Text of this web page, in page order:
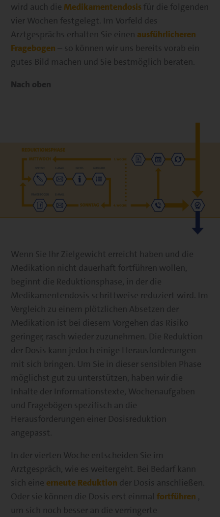
wird auch dieMedikamentendosis für die folgenden
vier Wochen festgelegt. Im Vorfeld des
Arztgesprächs erhalten Sie einen ausführlicheren
Fragebogen– so können wir uns bereits vorab ein
gutes Bild machen und Sie bestmöglich beraten.
Nach oben
Wenn Sie Ihr Zielgewicht erreicht haben und die
Medikation nicht dauerhaft fortführen wollen,
beginnt die Reduktionsphase, in der die
Medikamentendosis schrittweise reduziert wird. Im
Vergleich zu einem plötzlichen Absetzen der
Medikation ist bei diesem Vorgehen das Risiko
geringer, rasch wieder zuzunehmen. Die Reduktion
der Dosis kann jedoch einige Herausforderungen
mit sich bringen. Um Sie in dieser sensiblen Phase
möglichst gut zu unterstützen, haben wir die
Inhalte der Informationstexte, Wochenaufgaben
und Fragebögen spezifisch an die
Herausforderungen einer Dosisreduktion
angepasst.
In der vierten Woche entscheiden Sie im
Arztgespräch, wie es weitergeht. Bei Bedarf kann
sich eine erneute Reduktion der Dosis anschließen.
Oder sie können die Dosis erst einmalfortführen ,
um sich noch besser an die verringerte